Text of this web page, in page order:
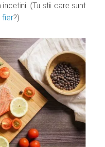
(Tu stii care sunt
fier?)